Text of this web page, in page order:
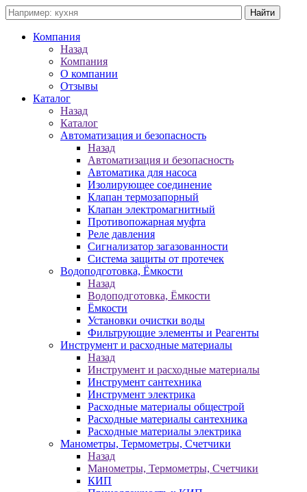
Компания
Назад
Компания
О компании
Отзывы
Каталог
Назад
Каталог
Автоматизация и безопасность
Назад
Автоматизация и безопасность
Автоматика для насоса
Изолирующее соединение
Клапан термозапорный
Клапан электромагнитный
Противопожарная муфта
Реле давления
Сигнализатор загазованности
Система защиты от протечек
Водоподготовка, Ёмкости
Назад
Водоподготовка, Ёмкости
Ёмкости
Установки очистки воды
Фильтрующие элементы и Реагенты
Инструмент и расходные материалы
Назад
Инструмент и расходные материалы
Инструмент сантехника
Инструмент электрика
Расходные материалы общестрой
Расходные материалы сантехника
Расходные материалы электрика
Манометры, Термометры, Счетчики
Назад
Манометры, Термометры, Счетчики
КИП